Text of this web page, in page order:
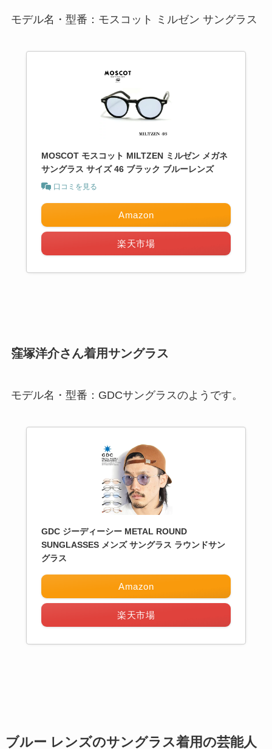
モデル名・型番：モスコット ミルゼン サングラス
MOSCOT モスコット MILTZEN ミルゼン メガネ
サングラス サイズ 46 ブラック ブルーレンズ
口コミを見る
Amazon
楽天市場
窪塚洋介さん着用サングラス
モデル名・型番：GDCサングラスのようです。
GDC ジーディーシー METAL ROUND
SUNGLASSES メンズ サングラス ラウンドサン
グラス
Amazon
楽天市場
ブルー レンズのサングラス着用の芸能人